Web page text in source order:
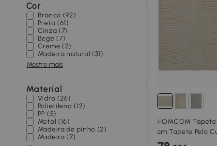
Cor
Branco (92)
Preto (61)
Cinza (7)
Bege (7)
Creme (2)
Madeira natural (31)
Mostre mais
Material
Vidro (26)
Polietileno (12)
PP (5)
Metal (16)
Madeira de pinho (2)
Madeira (7)
HOMCOM
cm Tapete Pelo
Base